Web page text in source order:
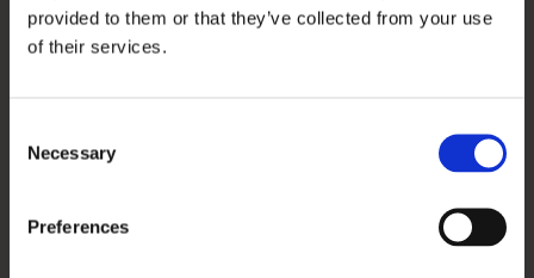
provided to them or that they’ve collected from your use
of their services.
Selection
Necessary
Preferences
Release 2.12
Sikre filer: Forbedringer til arbejdsgange, filtrering,